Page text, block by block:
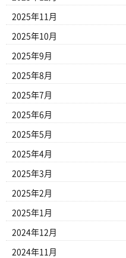
2025年11月
2025年10月
2025年9月
2025年8月
2025年7月
2025年6月
2025年5月
2025年4月
2025年3月
2025年2月
2025年1月
2024年12月
2024年11月